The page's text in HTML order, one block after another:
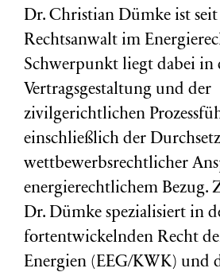
Dr. Christian Dümke ist seit
Rechtsanwalt im
Schwerpunkt liegt dabei in
Vertragsgestaltung und der
zivilgerichtlichen
einschließlich der
wettbewerbsrechtlicher
energierechtlichem Bezug.
Dr. Dümke spezialisiert in
fortentwickelnden Recht
Energien (EEG/KWK) und